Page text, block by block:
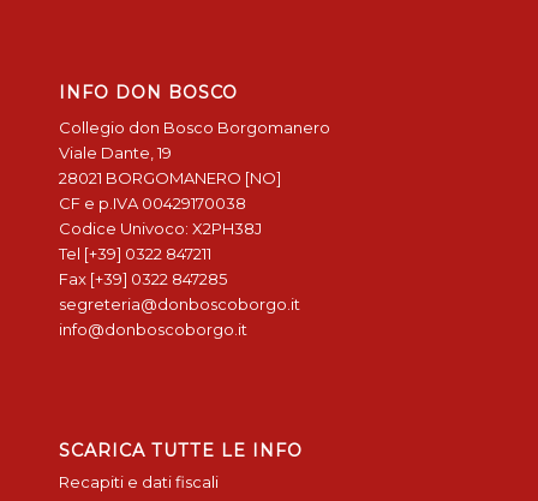
INFO DON BOSCO
Collegio don Bosco Borgomanero
Viale Dante, 19
28021 BORGOMANERO [NO]
CF e p.IVA 00429170038
Codice Univoco: X2PH38J
Tel [+39] 0322 847211
Fax [+39] 0322 847285
segreteria@donboscoborgo.it
info@donboscoborgo.it
SCARICA TUTTE LE INFO
Recapiti e dati fiscali